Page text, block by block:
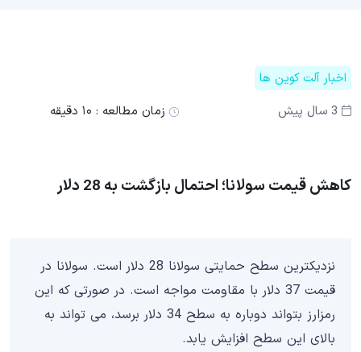
اخبار آلت کوین ها
3 سال پیش
زمان مطالعه : ۱۰ دقیقه
کاهش قیمت سولانا؛ احتمال بازگشت به 28 دلار
نزدیکترین سطح حمایتی سولانا 28 دلار است. سولانا در
قیمت 37 دلار با مقاومت مواجه است. در صورتی که این
رمزارز بتواند دوباره به سطح 34 دلار برسد، می‌ تواند به
بالای این سطح افزایش یابد.